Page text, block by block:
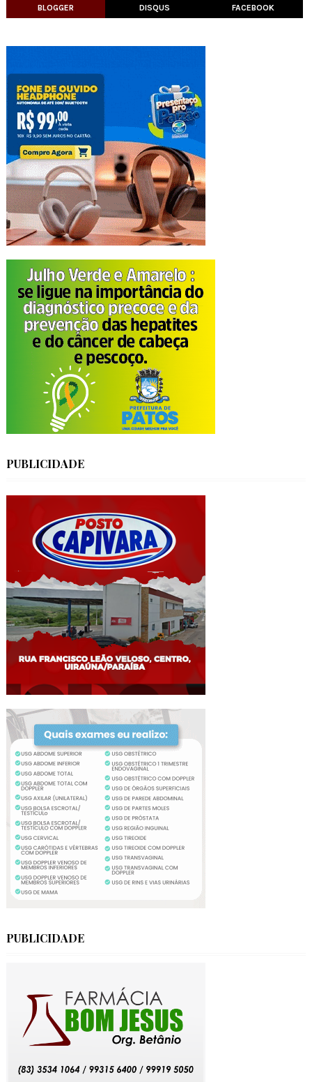
BLOGGER DISQUS FACEBOOK
PUBLICIDADE
PUBLICIDADE